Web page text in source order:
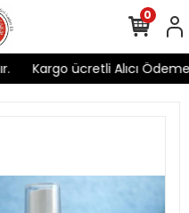
Kargo ücretli Alıcı
0